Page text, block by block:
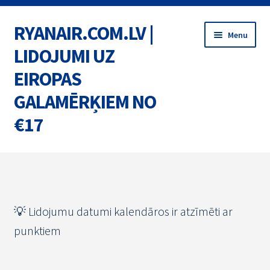
Skip
to
navigation
Skip
to
content
RYANAIR.COM.LV |
LIDOJUMI UZ
EIROPAS
GALAMĒRĶIEM NO
€17
Menu
MARŠRUTI
💡 Lidojumu datumi kalendāros ir atzīmēti ar
punktiem